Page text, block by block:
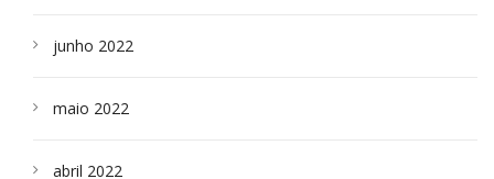
junho 2022
maio 2022
abril 2022